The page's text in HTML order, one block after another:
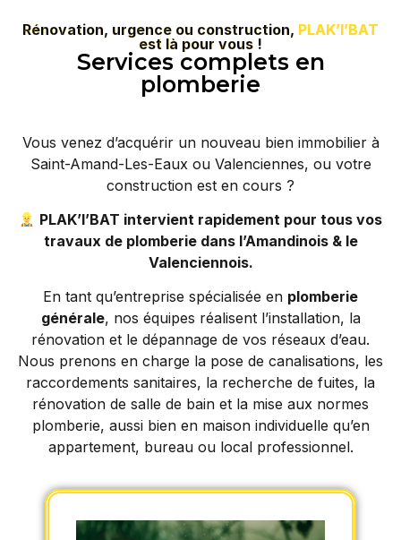
Rénovation, urgence ou construction, PLAK’I’BAT
est là pour vous !
Services complets en
plomberie
Vous venez d’acquérir un nouveau bien immobilier à
Saint-Amand-Les-Eaux ou Valenciennes, ou votre
construction est en cours ?
PLAK’I’BAT intervient rapidement pour tous vos
travaux de plomberie dans l’Amandinois & le
Valenciennois.
En tant qu’entreprise spécialisée en plomberie
générale, nos équipes réalisent l’installation, la
rénovation et le dépannage de vos réseaux d’eau.
Nous prenons en charge la pose de canalisations, les
raccordements sanitaires, la recherche de fuites, la
rénovation de salle de bain et la mise aux normes
plomberie, aussi bien en maison individuelle qu’en
appartement, bureau ou local professionnel.